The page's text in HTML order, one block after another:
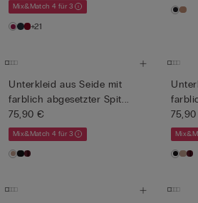
Mix&Match 4 für 3
+21
Unterkleid aus Seide mit
farblich abgesetzter Spit...
75,90 €
Mix&Match 4 für 3